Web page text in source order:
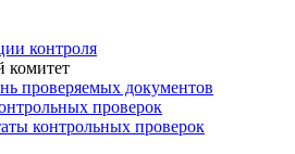
контроля
комитет
проверяемых документов
проверок
контрольных проверок